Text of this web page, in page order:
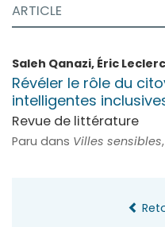
ARTICLE
Saleh Qanazi, Éric Leclerc
Révéler le rôle du
intelligentes
Revue de littérature
Paru dans Villes sensibles